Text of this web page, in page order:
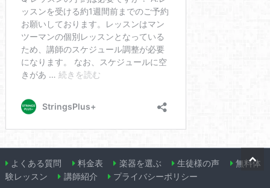
よくある質問 料金表 楽器を選ぶ 生徒様の声
無料体
験レッスン
講師紹介 プライバシーポリシー